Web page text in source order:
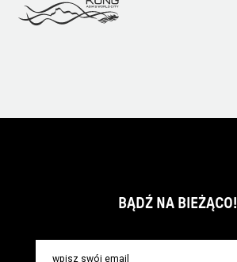
BĄDŹ NA BIEŻĄCO!